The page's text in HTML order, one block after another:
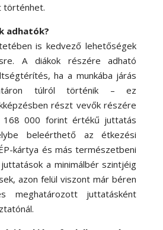
történhet.
adhatók?
is kedvező lehetőségek
A diákok részére adható
ha a munkába járás
túlról történik – ez
részt vevők részére
168 000 forint értékű juttatás
beleérthető az étkezési
kártya és más természetbeni
a minimálbér szintjéig
azon felül viszont már béren
meghatározott juttatásként